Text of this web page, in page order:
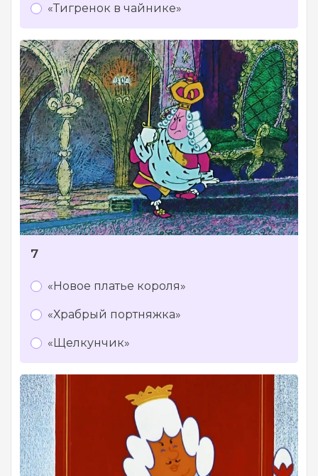
«Тигренок в чайнике»
7
«Новое платье короля»
«Храбрый портняжка»
«Щелкунчик»